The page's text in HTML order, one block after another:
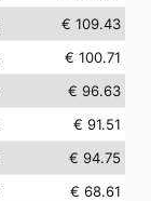
€ 109.43
€ 100.71
€ 96.63
€ 91.51
€ 94.75
€ 68.61